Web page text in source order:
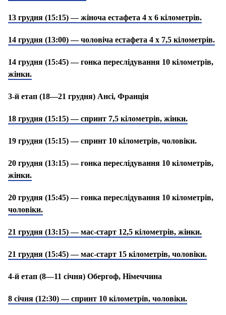
13 грудня (15:15) — жіноча естафета 4 х 6 кілометрів.
14 грудня (13:00) — чоловіча естафета 4 х 7,5 кілометрів.
14 грудня (15:45) — гонка переслідування 10 кілометрів,
жінки.
3-й етап (18—21 грудня) Ансі, Франція
18 грудня (15:15) — спринт 7,5 кілометрів, жінки.
19 грудня (15:15) — спринт 10 кілометрів, чоловіки.
20 грудня (13:15) — гонка переслідування 10 кілометрів,
жінки.
20 грудня (15:45) — гонка переслідування 10 кілометрів,
чоловіки.
21 грудня (13:15) — мас-старт 12,5 кілометрів, жінки.
21 грудня (15:45) — мас-старт 15 кілометрів, чоловіки.
4-й етап (8—11 січня) Обергоф, Німеччина
8 січня (12:30) — спринт 10 кілометрів, чоловіки.